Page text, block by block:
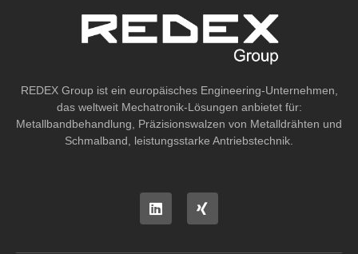
REDEX Group ist ein europäisches Engineering-Unternehmen,
das weltweit Mechatronik-Lösungen anbietet für:
Metallbandbehandlung, Präzisionswalzen von Metalldrähten und
Schmalband, leistungsstarke Antriebstechnik.